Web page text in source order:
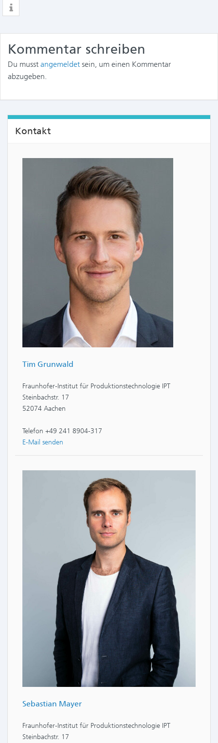
Kommentar schreiben
Du musst angemeldet sein, um einen Kommentar
abzugeben.
Kontakt
Tim Grunwald
Fraunhofer-Institut für Produktionstechnologie IPT
Steinbachstr. 17
52074 Aachen
Telefon +49 241 8904-317
E-Mail senden
Sebastian Mayer
Fraunhofer-Institut für Produktionstechnologie IPT
Steinbachstr. 17